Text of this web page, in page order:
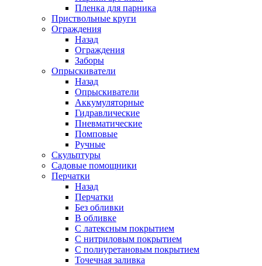
Пленка для парника
Приствольные круги
Ограждения
Назад
Ограждения
Заборы
Опрыскиватели
Назад
Опрыскиватели
Аккумуляторные
Гидравлические
Пневматические
Помповые
Ручные
Скульптуры
Садовые помощники
Перчатки
Назад
Перчатки
Без обливки
В обливке
С латексным покрытием
С нитриловым покрытием
С полиуретановым покрытием
Точечная заливка